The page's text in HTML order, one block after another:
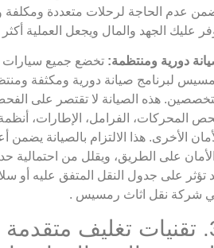
عدم الحاجة لرحلات متعددة ومكلفة
عليك الجهد والمال ويجعل العملية
دورية ومنتظمة: تخضع جميع سيارات
لبرنامج صيانة دورية ومكثفة
هذه الصيانة لا تقتصر على
المحركات، الفرامل، الإطارات، أنظمة
الأخرى. هذا الالتزام بالصيانة يضمن
على الطريق، ويقلل من احتمالية
تؤثر على جدول النقل المتفق عليه أو
شركة نقل اثاث رمسيس .
3. تقنيات تغليف متقدمة